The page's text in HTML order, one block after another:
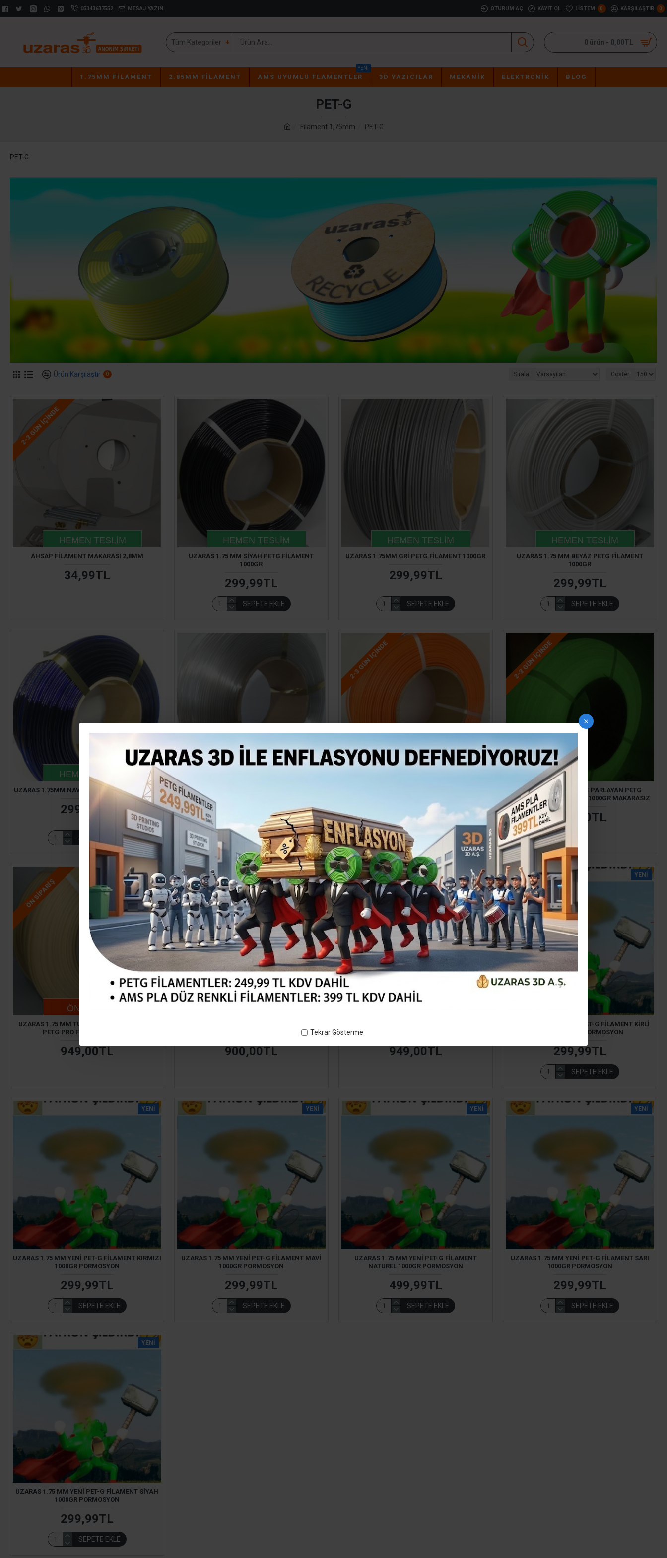
Tekrar Gösterme
05343637552 MESAJ YAZIN OTURUM AÇ KAYIT OL LISTEM 0 KARŞILAŞTIR 0
Tüm Kategoriler 0 ürün - 0,00TL
1.75MM FILAMENT 2.85MM FILAMENT AMS UYUMLU FLAMENTLER
YENI
3D YAZICILAR MEKANIK ELEKTRONIK BLOG
Filament 1,75mm PET-G
PET-G
PET-G
Ürün Karşılaştır 0 Sırala: Göster:
HEMEN TESLIM
2-3 GÜN IÇINDE
AHSAP FILAMENT MAKARASI 2,8MM
34,99TL
HEMEN TESLIM
UZARAS 1.75 MM SIYAH PETG FILAMENT
1000GR
299,99TL
SEPETE EKLE
HEMEN TESLIM
UZARAS 1.75MM GRI PETG FILAMENT 1000GR
299,99TL
SEPETE EKLE
HEMEN TESLIM
UZARAS 1.75 MM BEYAZ PETG FILAMENT
1000GR
299,99TL
SEPETE EKLE
HEMEN TESLIM
UZARAS 1.75MM NAVY PETG FILAMENT 1000GR
299,99TL
SEPETE EKLE
UZARAS 1.75 MM NATUREL PETG FILAMENT
559,99TL
SEPETE EKLE
2-3 GÜN IÇINDE
499,99TL
2-3 GÜN IÇINDE
UZARAS 1.75 MM GECE PARLAYAN PETG
PROFESYONEL FILAMENT 1000GR MAKARASIZ
949,00TL
ÖN SIPARIŞ
ÖN SIPARIŞ
UZARAS 1.75 MM TURUNCU GECE PARLAYAN
PETG PRO FILAMENT 1000GR
949,00TL
STOKTA YOK
900,00TL
2-3 GÜN IÇINDE
STANDART FILAMENT 1000GR MAKARASIZ
949,00TL
YENI
UZARAS 1.75 MM YENI PET-G FILAMENT KIRLI
BEYAZ 1000GR PORMOSYON
299,99TL
SEPETE EKLE
YENI
UZARAS 1.75 MM YENI PET-G FILAMENT KIRMIZI
1000GR PORMOSYON
299,99TL
SEPETE EKLE
YENI
UZARAS 1.75 MM YENI PET-G FILAMENT MAVI
1000GR PORMOSYON
299,99TL
SEPETE EKLE
YENI
UZARAS 1.75 MM YENI PET-G FILAMENT
NATUREL 1000GR PORMOSYON
499,99TL
SEPETE EKLE
YENI
UZARAS 1.75 MM YENI PET-G FILAMENT SARI
1000GR PORMOSYON
299,99TL
SEPETE EKLE
YENI
UZARAS 1.75 MM YENI PET-G FILAMENT SIYAH
1000GR PORMOSYON
299,99TL
SEPETE EKLE